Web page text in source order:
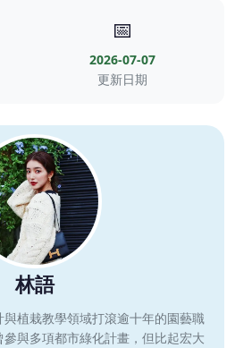
📅
2026-07-07
更新日期
林語
植栽教學領域打滾逾十年的園藝職
與多項都市綠化計畫，但比起宏大